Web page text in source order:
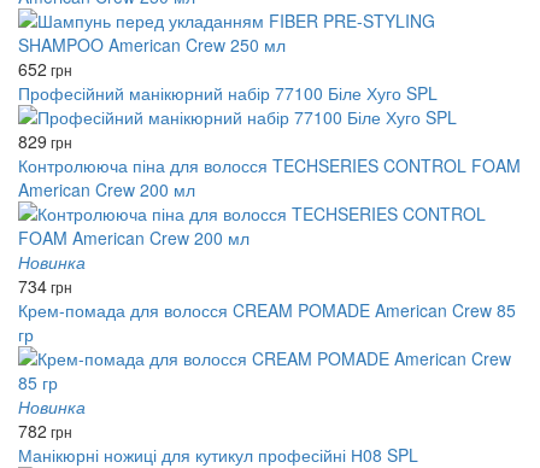
652 грн
Професійний манікюрний набір 77100 Біле Хуго SPL
829 грн
Контролююча піна для волосся TECHSERIES CONTROL FOAM
American Crew 200 мл
Новинка
734грн
Крем-помада для волосся CREAM POMADE American Crew 85
гр
Новинка
782 грн
Манікюрні ножиці для кутикул професійні Н08 SPL